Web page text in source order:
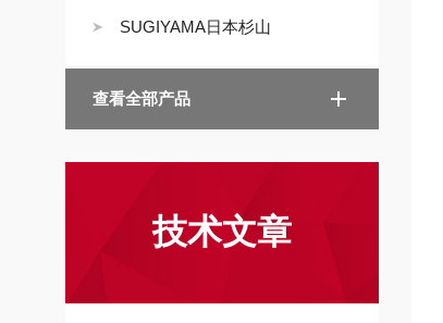
SUGIYAMA日本杉山
查看全部产品
技术文章